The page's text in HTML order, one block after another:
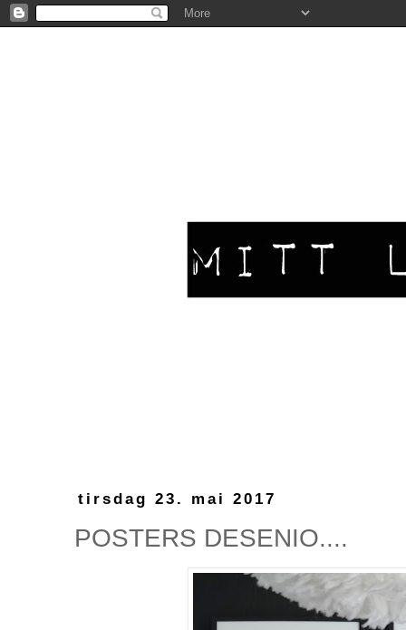
tirsdag 23. mai 2017
POSTERS DESENIO....